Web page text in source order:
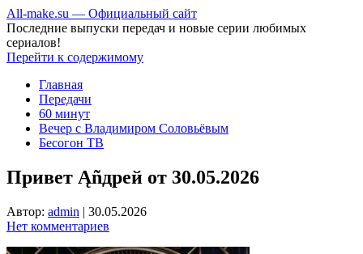
All-make.su — Официальный сайт
Последние выпуски передач и новые серии любимых
сериалов!
Перейти к содержимому
Главная
Передачи
60 минут
Вечер с Владимиром Соловьёвым
Бесогон ТВ
Привет Ąñдpей от 30.05.2026
Автор: admin | 30.05.2026
Нет комментариев